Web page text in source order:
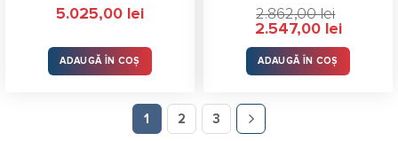
5.025,00 lei
ADAUGĂ ÎN COȘ
Evaluat la
stele
2.862,00lei
Prețul
a
fost:
2.862,00 lei.
2.547,00 leiPrețul
este:
ADAUGĂ ÎN COȘ
1 2 3